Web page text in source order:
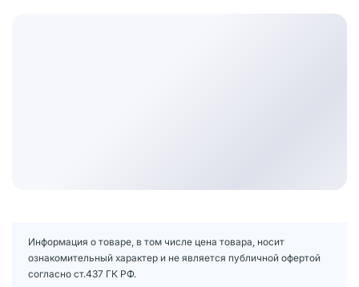
Информация о товаре, в том числе цена товара, носит
ознакомительный характер и не является публичной офертой
согласно ст.437 ГК РФ.